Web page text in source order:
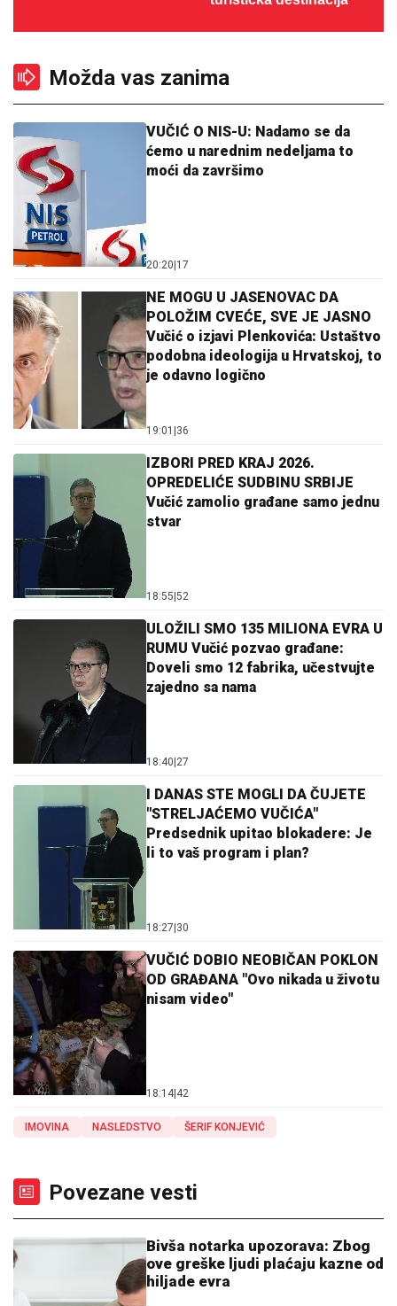
Možda vas zanima
VUČIĆ O NIS-U: Nadamo se da
ćemo u narednim nedeljama to
moći da završimo
20:20|17
NE MOGU U JASENOVAC DA
POLOŽIM CVEĆE, SVE JE JASNO
Vučić o izjavi Plenkovića: Ustaštvo
podobna ideologija u Hrvatskoj, to
je odavno logično
19:01 |36
IZBORI PRED KRAJ 2026.
OPREDELIĆE SUDBINU SRBIJE
Vučić zamolio građane samo jednu
stvar
18:55|52
ULOŽILI SMO 135 MILIONA EVRA U
RUMU Vučić pozvao građane:
Doveli smo 12 fabrika, učestvujte
zajedno sa nama
18:40|27
I DANAS STE MOGLI DA ČUJETE
"STRELJAĆEMO VUČIĆA"
Predsednik upitao blokadere: Je
li to vaš program i plan?
18:27|30
VUČIĆ DOBIO NEOBIČAN POKLON
OD GRAĐANA "Ovo nikada u životu
nisam video"
18:14|42
IMOVINA NASLEDSTVO ŠERIF KONJEVIĆ
Povezane vesti
Bivša notarka upozorava: Zbog
ove greške ljudi plaćaju kazne od
hiljade evra